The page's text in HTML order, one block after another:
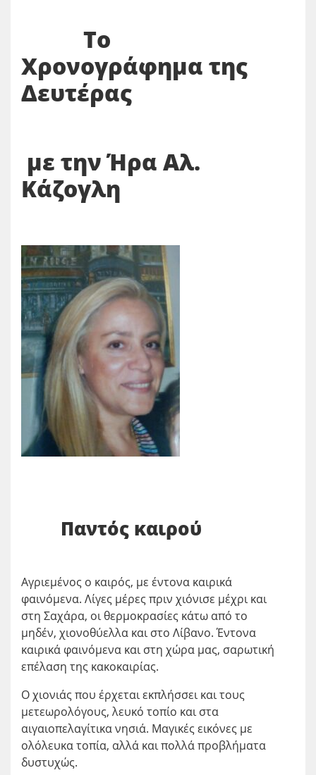
Το
Χρονογράφημα της
Δευτέρας
με την Ήρα Αλ.
Κάζογλη
Παντός καιρού
Αγριεμένος ο καιρός, με έντονα καιρικά
φαινόμενα. Λίγες μέρες πριν χιόνισε μέχρι και
στη Σαχάρα, οι θερμοκρασίες κάτω από το
μηδέν, χιονοθύελλα και στο Λίβανο. Έντονα
καιρικά φαινόμενα και στη χώρα μας, σαρωτική
επέλαση της κακοκαιρίας.
Ο χιονιάς που έρχεται εκπλήσσει και τους
μετεωρολόγους, λευκό τοπίο και στα
αιγαιοπελαγίτικα νησιά. Μαγικές εικόνες με
ολόλευκα τοπία, αλλά και πολλά προβλήματα
δυστυχώς.